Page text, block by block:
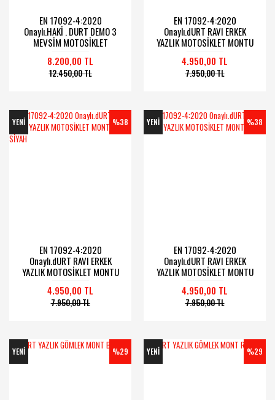
EN 17092-4:2020
Onaylı.HAKİ . DURT DEMO 3
MEVSİM MOTOSİKLET
8.200,00 TL
12.450,00 TL
EN 17092-4:2020
Onaylı.dURT RAVI ERKEK
YAZLIK MOTOSİKLET MONTU
4.950,00 TL
7.950,00 TL
YENİ %38
EN 17092-4:2020
Onaylı.dURT RAVI ERKEK
YAZLIK MOTOSİKLET MONTU
4.950,00 TL
7.950,00 TL
YENİ %38
EN 17092-4:2020
Onaylı.dURT RAVI ERKEK
YAZLIK MOTOSİKLET MONTU
4.950,00 TL
7.950,00 TL
YENİ %29 YENİ %29